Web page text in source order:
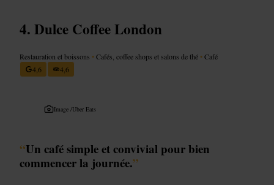
Dulce Coffee London
Restauration et boissons •Cafés, coffee shops et salons de thé •Café
4,6
4,6
Image /Uber Eats
“Un café simple et convivial pour bien
commencer la journée.”